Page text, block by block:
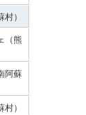
）
（熊
阿蘇
）